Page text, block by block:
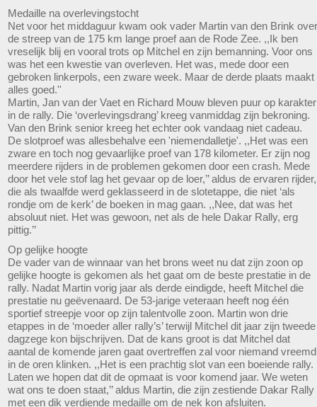
Medaille na overlevingstocht
Net voor het middaguur kwam ook vader Martin van den Brink over
de streep van de 175 km lange proef aan de Rode Zee. ,,Ik ben
vreselijk blij en vooral trots op Mitchel en zijn bemanning. Voor ons
was het een kwestie van overleven. Het was, mede door een
gebroken linkerpols, een zware week. Maar de derde plaats maakt
alles goed.''
Martin, Jan van der Vaet en Richard Mouw bleven puur op karakter
in de rally. Die ‘overlevingsdrang’ kreeg vanmiddag zijn bekroning.
Van den Brink senior kreeg het echter ook vandaag niet cadeau.
De slotproef was allesbehalve een 'niemendalletje'. ,,Het was een
zware en toch nog gevaarlijke proef van 178 kilometer. Er zijn nog
meerdere rijders in de problemen gekomen door een crash. Mede
door het vele stof lag het gevaar op de loer,’’ aldus de ervaren rijder,
die als twaalfde werd geklasseerd in de slotetappe, die niet ‘als
rondje om de kerk’ de boeken in mag gaan. ,,Nee, dat was het
absoluut niet. Het was gewoon, net als de hele Dakar Rally, erg
pittig.’’
Op gelijke hoogte
De vader van de winnaar van het brons weet nu dat zijn zoon op
gelijke hoogte is gekomen als het gaat om de beste prestatie in de
rally. Nadat Martin vorig jaar als derde eindigde, heeft Mitchel die
prestatie nu geëvenaard. De 53-jarige veteraan heeft nog één
sportief streepje voor op zijn talentvolle zoon. Martin won drie
etappes in de ‘moeder aller rally’s’ terwijl Mitchel dit jaar zijn tweede
dagzege kon bijschrijven. Dat de kans groot is dat Mitchel dat
aantal de komende jaren gaat overtreffen zal voor niemand vreemd
in de oren klinken. ,,Het is een prachtig slot van een boeiende rally.
Laten we hopen dat dit de opmaat is voor komend jaar. We weten
wat ons te doen staat,’’ aldus Martin, die zijn zestiende Dakar Rally
met een dik verdiende medaille om de nek kon afsluiten.